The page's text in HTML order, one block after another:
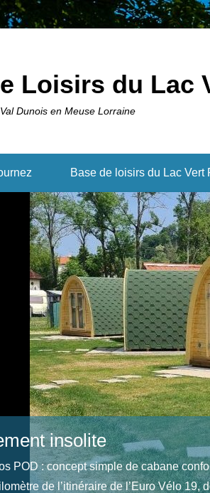
Loisirs du Lac
Dunois en Meuse Lorraine
Base de loisirs du Lac Vert
insolite
POD : concept simple de cabane
de l’itinéraire de l’Euro Vélo 19,